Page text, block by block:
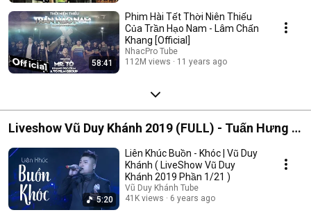
58:41
Phim Hài Tết Thời Niên Thiếu
Của Trần Hạo Nam - Lâm Chấn
Khang [Official]
NhacPro Tube
112M views
11 years ago
Liveshow Vũ Duy Khánh 2019 (FULL) - Tuấn Hưng ,
Đạt G , Dương Hoàng Yến
5:20
Liên Khúc Buồn - Khóc | Vũ Duy
Khánh ( LiveShow Vũ Duy
Khánh 2019 Phần 1/21 )
Vũ Duy Khánh Tube
41K views
6 years ago